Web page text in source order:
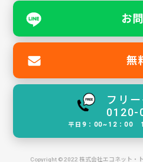
お
無
フリ
0120-
平日9：00~12：00
Copyright © 2022 株式会社エコネット・